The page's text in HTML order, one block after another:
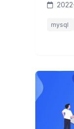
下软件版本： Ubuntu
的是
mysql